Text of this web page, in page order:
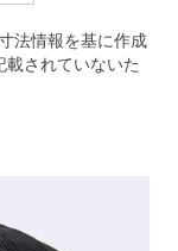
法情報を基に作成
載されていないた